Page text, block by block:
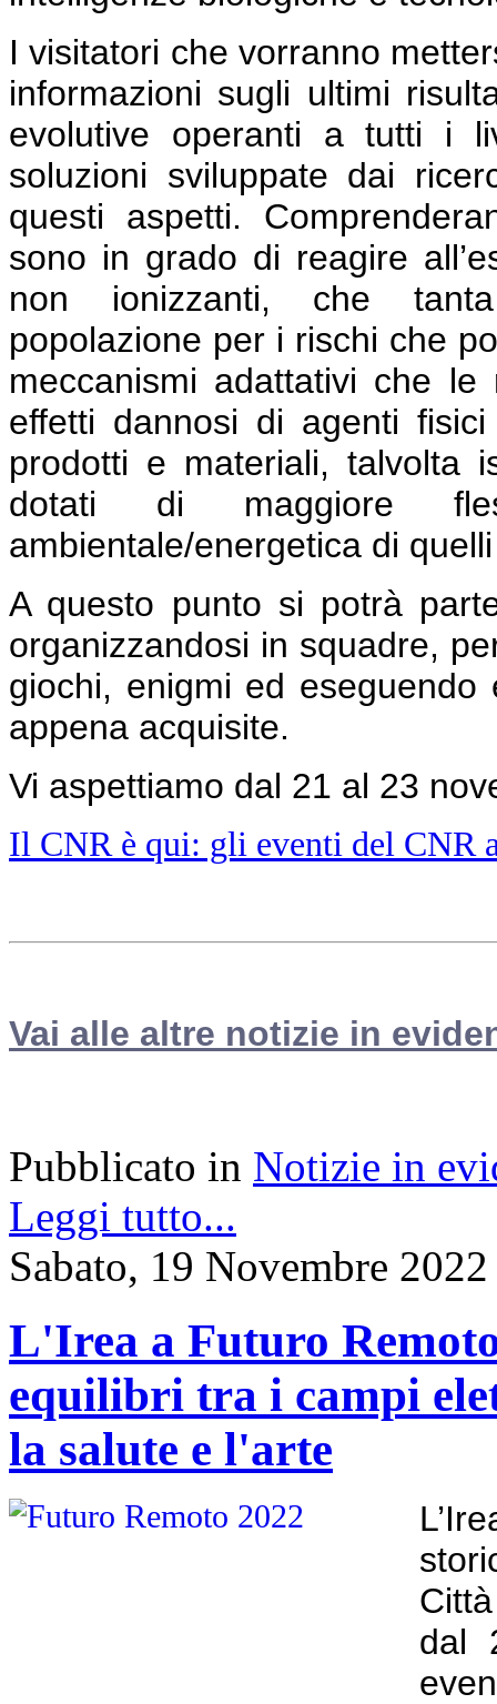
I visitatori che vorranno
informazioni sugli ultimi
evolutive operanti a tutti i
soluzioni sviluppate dai
questi aspetti.
sono in grado di reagire
non ionizzanti, che
popolazione per i rischi che
meccanismi adattativi che
effetti dannosi di agenti
prodotti e materiali, talvolta
dotati di maggiore
ambientale/energetica di
A questo punto si potrà
organizzandosi in squadre,
giochi, enigmi ed eseguendo
appena acquisite.
Vi aspettiamo dal 21 al 23
Il CNR è qui: gli eventi del CNR
Vai alle altre notizie in
Pubblicato in Notizie in
Leggi tutto...
Sabato, 19 Novembre
L'Irea a Futuro
equilibri tra i campi
la salute e l'arte
dal